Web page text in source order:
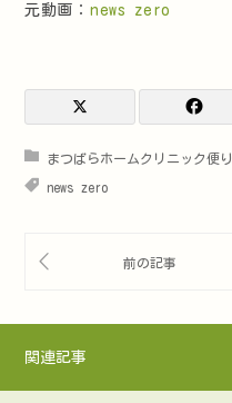
元動画： news zero
まつばらホームクリニック便り
news zero
関連記事